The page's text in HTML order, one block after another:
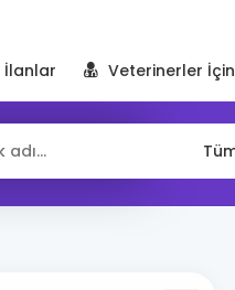
İlanlar Veterinerler İçin